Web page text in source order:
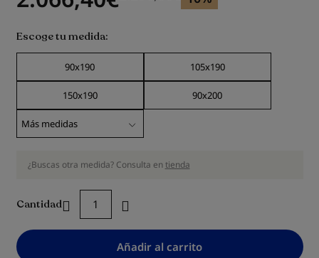
Escoge tu medida
90x190 105x190
150x190 90x200
¿Buscas otra medida? Consulta en tienda
Cantidad
Añadir al carrito